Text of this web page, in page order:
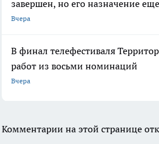
завершен, но его назначение
Вчера
В финал телефестиваля
работ из восьми номинаций
Вчера
Комментарии на этой странице